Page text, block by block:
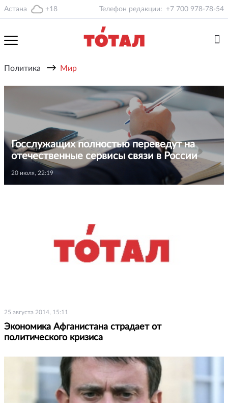
Астана +18 Телефон редакции: +7 700 978-78-54
Политика → Мир
Госслужащих полностью переведут на
отечественные сервисы связи в России
20 июля, 22:19
25 августа 2014, 15:11
Экономика Афганистана страдает от
политического кризиса